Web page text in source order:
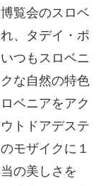
覧会のスロベ
、タデイ・ポ
つもスロベニ
な自然の特色
ベニアをアク
トドアデステ
モザイクに１
の美しさを